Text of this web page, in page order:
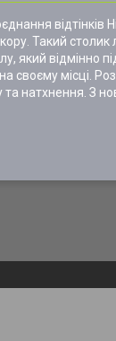
відтінків
Такий столик
який відмінно
своєму місці.
та натхнення. З